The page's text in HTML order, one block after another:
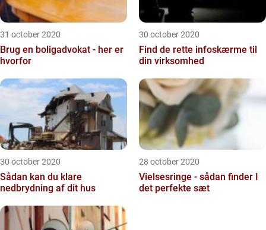
31 october 2020
Brug en boligadvokat - her er
hvorfor
30 october 2020
Find de rette infoskærme til
din virksomhed
30 october 2020
Sådan kan du klare
nedbrydning af dit hus
28 october 2020
Vielsesringe - sådan finder I
det perfekte sæt